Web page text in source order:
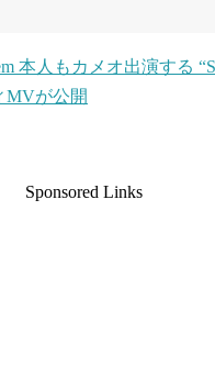
本人もカメオ出演する
MVが公開
Sponsored Links